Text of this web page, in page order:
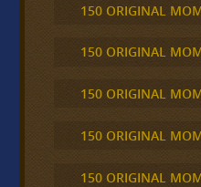
150 ORIGINAL
150 ORIGINAL
150 ORIGINAL
150 ORIGINAL
150 ORIGINAL